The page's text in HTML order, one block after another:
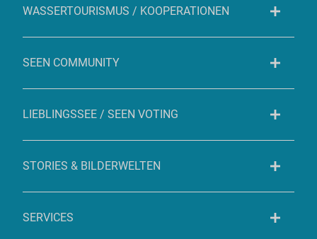
WASSERTOURISMUS / KOOPERATIONEN
SEEN COMMUNITY
LIEBLINGSSEE / SEEN VOTING
STORIES & BILDERWELTEN
SERVICES